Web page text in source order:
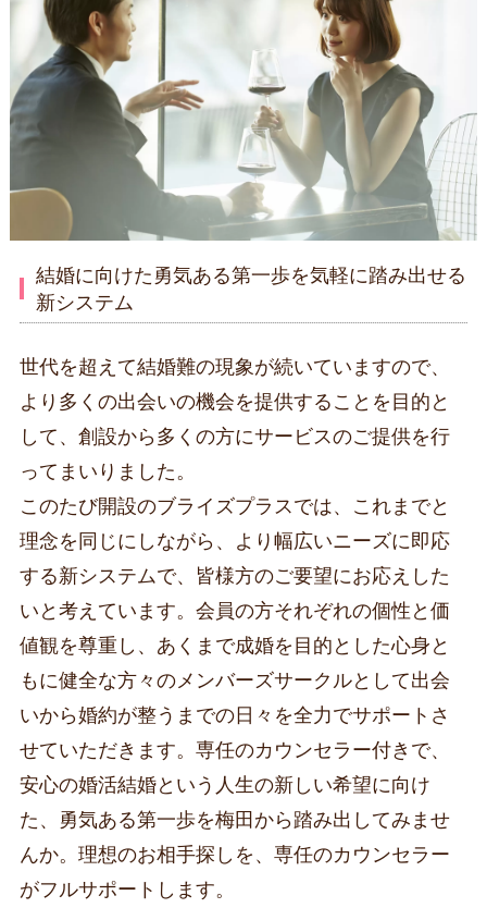
結婚に向けた勇気ある第一歩を気軽に踏み出せる
新システム
世代を超えて結婚難の現象が続いていますので、
より多くの出会いの機会を提供することを目的と
して、創設から多くの方にサービスのご提供を行
ってまいりました。
このたび開設のブライズプラスでは、これまでと
理念を同じにしながら、より幅広いニーズに即応
する新システムで、皆様方のご要望にお応えした
いと考えています。会員の方それぞれの個性と価
値観を尊重し、あくまで成婚を目的とした心身と
もに健全な方々のメンバーズサークルとして出会
いから婚約が整うまでの日々を全力でサポートさ
せていただきます。専任のカウンセラー付きで、
安心の婚活結婚という人生の新しい希望に向け
た、勇気ある第一歩を梅田から踏み出してみませ
んか。理想のお相手探しを、専任のカウンセラー
がフルサポートします。